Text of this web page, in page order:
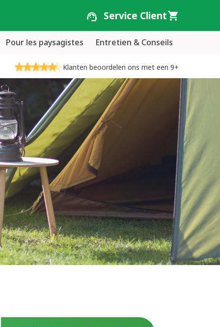
Service Client
Pour les paysagistes Entretien & Conseils
Klanten beoordelen ons met een 9+